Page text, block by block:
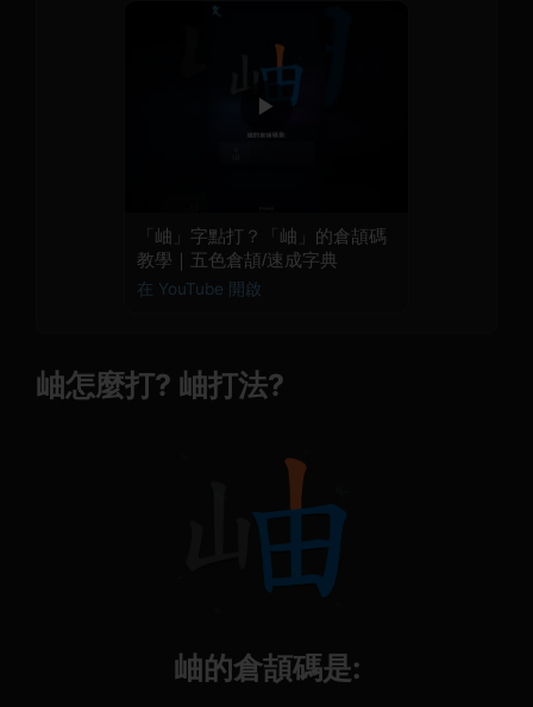
▶
「岫」字點打？「岫」的倉頡碼
教學｜五色倉頡/速成字典
在 YouTube 開啟
岫怎麼打? 岫打法?
岫的倉頡碼是: